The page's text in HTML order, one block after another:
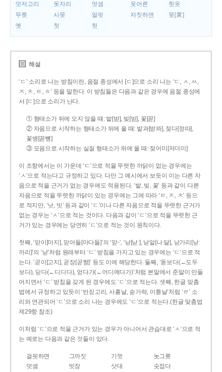
덧저고리 돗자리 엇셈 웃어른
핫옷
무릇
사뭇 얼핏 자칫하면
뭇[衆]
옛
첫 헛
해설
‘ㄷ’ 소리로 나는 받침이란, 음절 종성에서 [ㄷ]으로 소리 나는 ‘ㄷ, ㅅ, ㅆ,
ㅈ, ㅊ, ㅌ, ㅎ’ 등을 말한다. 이 받침들은 다음과 같은 경우에 음절 종성에
서 [ㄷ]으로 소리가 난다.
① 형태소가 뒤에 오지 않을 때: 밭[받], 빚[빋], 꽃[꼳]
② 자음으로 시작하는 형태소가 뒤에 올 때: 밭과[받꽈], 젖다[젇따],
꽃병[꼳뼝]
③ 모음으로 시작하는 실질 형태소가 뒤에 올 때: 젖어미[저더미]
이 조항에서는 이 가운데 ‘ㄷ’으로 적을 뚜렷한 까닭이 없는 경우에는
‘ㅅ’으로 적는다고 규정하고 있다. 다만 그 예시에서 보듯이 이는 다른 자
음으로 적을 근거가 없는 경우에도 적용된다. ‘밭, 빚, 꽃’ 등과 같이 다른
자음으로 적을 뚜렷한 까닭이 있는 경우에는 그에 따라 ‘ㅌ, ㅈ, ㅊ’ 등으
로 적지만, ‘낫, 빗’ 등과 같이 ‘ㄷ’이나 다른 자음으로 적을 뚜렷한 근거가
없는 경우는 ‘ㅅ’으로 적는 것이다. 다음과 같이 ‘ㄷ’으로 적을 뚜렷한 근
거가 있는 경우에는 당연히 ‘ㄷ’으로 적는 것이 원칙이다.
첫째, ‘맏이[마지], 맏아들[마다들]’의 ‘맏-’, ‘낟[낟ː], 낟알[나ː달], 낟가리[낟ː
까리]’의 ‘낟’처럼 원래부터 ‘ㄷ’ 받침을 가지고 있는 경우에는 ‘ㄷ’으로 적
는다. ‘곧이[고지], 곧장[곧짱]’ 등도 이에 해당한다. 둘째, ‘돋보다(←도두
보다), 딛다(←디디다), 얻다가(←어디에다가)’처럼 본말에서 준말이 만들
어지면서 ‘ㄷ’ 받침을 갖게 된 경우에도 ‘ㄷ’으로 적는다. 셋째, 한글 맞춤
법에서 규정하고 있듯이 ‘반짇고리, 사흗날, 숟가락, 이튿날’처럼 ‘ㄹ’ 소
리와 연관되어 ‘ㄷ’으로 소리 나는 경우에도 ‘ㄷ’으로 적는다.(한글 맞춤법
제29항 참조)
이처럼 ‘ㄷ’으로 적을 근거가 있는 경우가 아니어서 관습대로 ‘ㅅ’으로 적
는 예로는 다음과 같은 것들이 있다.
걸핏하면 그까짓 기껏
놋그릇
덧셈
빗장 삿대
숫접다